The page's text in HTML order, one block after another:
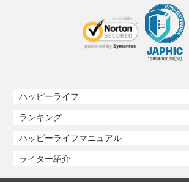
ハッピーライフ
ランキング
ハッピーライフマニュアル
ライター紹介